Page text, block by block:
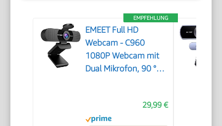
EMPFEHLUNG
EMEET Full HD
Webcam - C960
1080P Webcam mit
Dual Mikrofon, 90 °
Lichtkorrektur, Plug &
Play, für Linux, Win10,
29,99 €